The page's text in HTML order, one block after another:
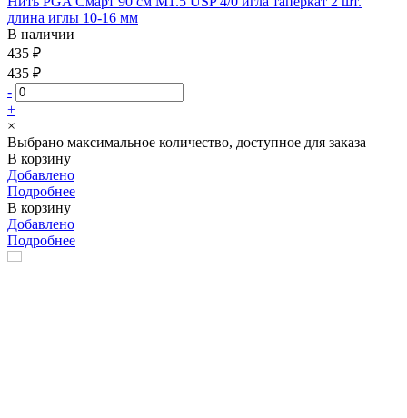
длина иглы 10-16 мм
В наличии
435 ₽
435 ₽
-
+
×
Выбрано максимальное количество, доступное для заказа
В корзину
Добавлено
Подробнее
В корзину
Добавлено
Подробнее